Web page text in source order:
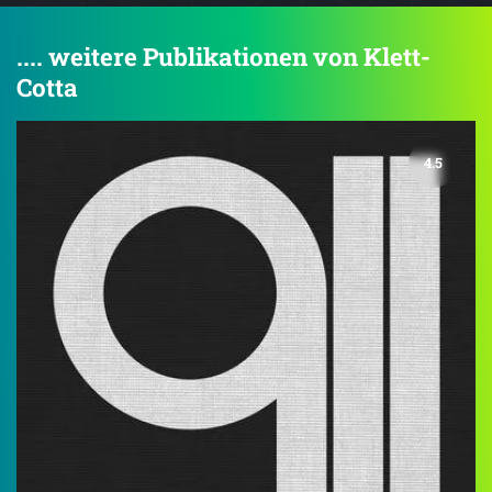
.... weitere Publikationen von Klett-
Cotta
4.5